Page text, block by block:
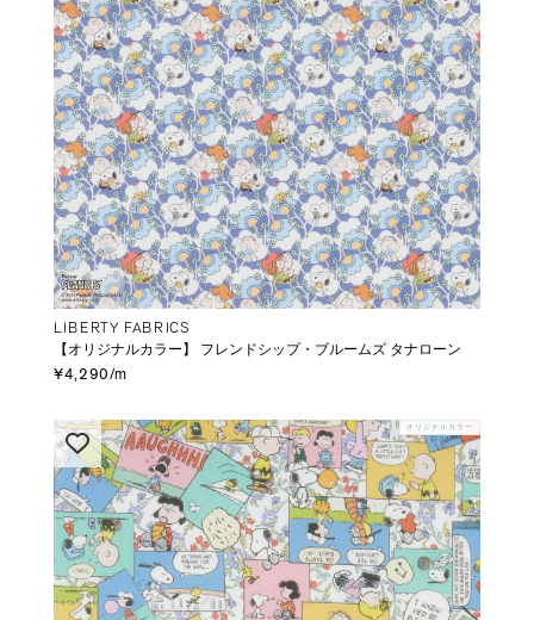
LIBERTY FABRICS
【オリジナルカラー】 フレンドシップ・ブルームズ タナローン
¥4,290/m
オリジナルカラー